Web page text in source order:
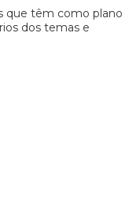
que têm como plano
dos temas e